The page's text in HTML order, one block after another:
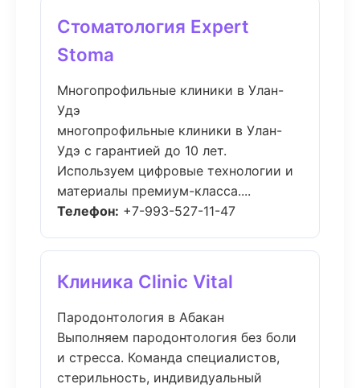
Стоматология Expert
Stoma
Многопрофильные клиники в Улан-
Удэ
многопрофильные клиники в Улан-
Удэ с гарантией до 10 лет.
Используем цифровые технологии и
материалы премиум-класса....
Телефон: +7-993-527-11-47
Клиника Clinic Vital
Пародонтология в Абакан
Выполняем пародонтология без боли
и стресса. Команда специалистов,
стерильность, индивидуальный